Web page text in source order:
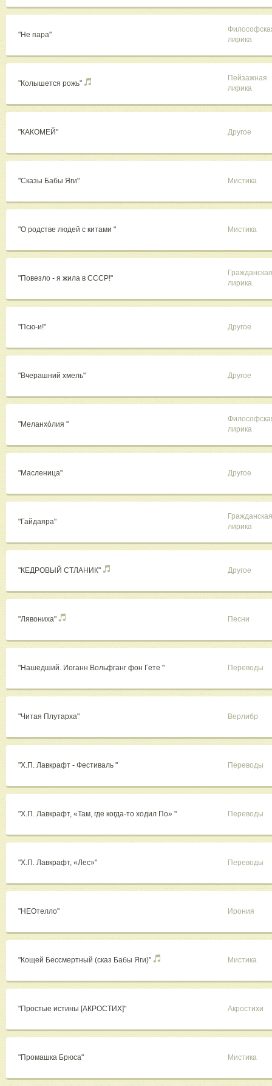
"Не пара"
лирика
"Колышется рожь"
Пейзажная
лирика
"КАКОМЕЙ" Другое
"Сказы Бабы Яги" Мистика
"О родстве людей с китами " Мистика
"Повезло - я жила в СССР!"
Гражданская
лирика
"Псю-и!" Другое
"Вчерашний хмель" Другое
"Меланхóлия "
лирика
"Масленица" Другое
"Гайдаяра"
Гражданская
лирика
"КЕДРОВЫЙ СТЛАНИК" Другое
"Лявониха" Песни
"Нашедший. Иоганн Вольфганг фон Гете " Переводы
"Читая Плутарха" Верлибр
"Х.П. Лавкрафт - Фестиваль " Переводы
"Х.П. Лавкрафт, «Там, где когда-то ходил По» " Переводы
"Х.П. Лавкрафт, «Лес»" Переводы
"НЕОтелло" Ирония
"Кощей Бессмертный (сказ Бабы Яги)" Мистика
"Простые истины [АКРОСТИХ]" Акростихи
"Промашка Брюса" Мистика